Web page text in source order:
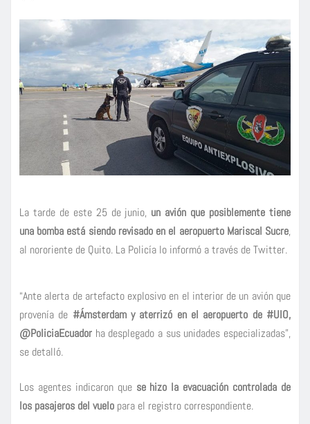
La tarde de este 25 de junio, un avión que posiblemente tiene
una bomba está siendo revisado en el aeropuerto Mariscal Sucre,
al nororiente de Quito. La Policía lo informó a través de Twitter.
“Ante alerta de artefacto explosivo en el interior de un avión que
provenía de #Ámsterdam y aterrizó en el aeropuerto de #UIO,
@PoliciaEcuador ha desplegado a sus unidades especializadas”,
se detalló.
Los agentes indicaron que se hizo la evacuación controlada de
los pasajeros del vuelo para el registro correspondiente.